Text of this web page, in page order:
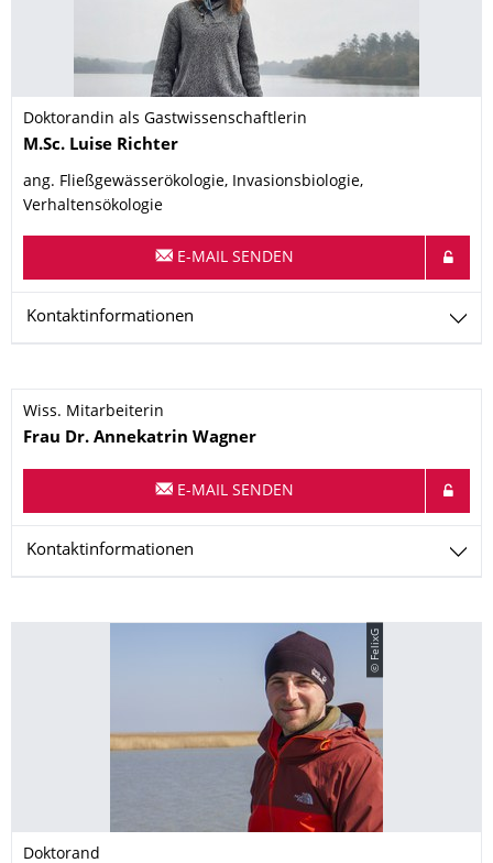
Doktorandin als Gastwissenschaftlerin
Name
M.Sc. Luise Richter
ang. Fließgewässerökologie, Invasionsbiologie,
Verhaltensökologie
E-MAIL SENDEN
Kontaktinformationen
Wiss. Mitarbeiterin
Name
Frau Dr. Annekatrin Wagner
E-MAIL SENDEN
Kontaktinformationen
© FelixG
Doktorand